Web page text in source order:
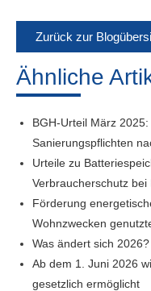
Ähnliche
BGH-Urteil März
Sanierungspflichten
Urteile zu
Verbraucherschutz
Förderung
Wohnzwecken
Was ändert sich 2026?
Ab dem 1. Juni 2026
gesetzlich ermöglicht
Zurück zur